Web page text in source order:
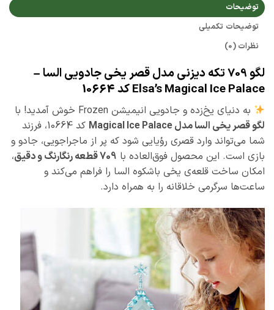
توضیحات
توضیحات تکمیلی
نظرات (0)
لگو 709 تکه دیزنی مدل قصر یخی جادویی السا –
Elsa’s Magical Ice Palace کد 10664
به دنیای یخ‌زده و جادویی انیمیشن Frozen خوش آمدید! با
لگو قصر یخی السا مدل Magical Ice Palace
کد 10664، فرزند
شما می‌تواند وارد قصری رؤیایی شود که پر از ماجراجویی، جادو و
بازی است. این محصول فوق‌العاده با 709 قطعه رنگارنگ و دقیق
،
امکان ساخت قلعه‌ی یخی باشکوه السا را فراهم می‌کند و
ساعت‌ها سرگرمی خلاقانه را به همراه دارد.